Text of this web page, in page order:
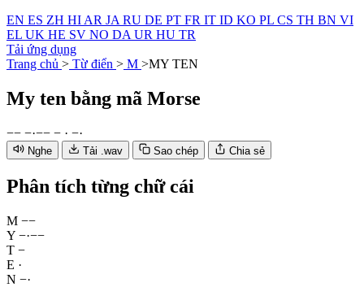
EN ES ZH HI AR JA RU DE PT FR IT ID KO PL CS TH BN VI
EL UK HE SV NO DA UR HU TR
Tải ứng dụng
Trang chủ > Từ điển > M >MY TEN
My ten bằng mã Morse
−− −·−− − · −·
Nghe Tải .wav Sao chép Chia sẻ
Phân tích từng chữ cái
M −−
Y −·−−
T −
E ·
N −·